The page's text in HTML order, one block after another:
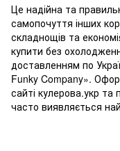
Це надійна та
самопочуття інших
складнощів та
купити без
доставленням по
Funky Company».
сайті кулерова.укр
часто виявляється